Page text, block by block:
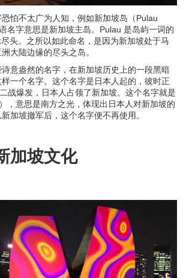
怕不太广为人知，例如新加坡岛（Pulau
名字意思是新加坡主岛。Pulau 是岛屿一词的
头。之所以如此命名，是因为新加坡处于马
大陆边缘的尽头之岛。
意盎然的名字，在新加坡历史上的一段黑暗
一个名字。这个名字是日本人起的，彼时正
战爆发，日本人占领了新加坡。这个名字就是
，意思是南方之光，体现出日本人对新加坡的
加坡撤军后，这个名字便不再使用。
加坡文化